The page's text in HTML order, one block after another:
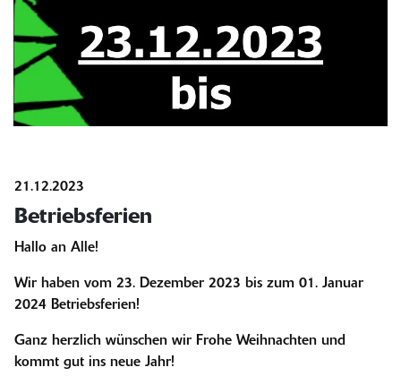
21.12.2023
Betriebsferien
Hallo an Alle!
Wir haben vom 23. Dezember 2023 bis zum 01. Januar
2024 Betriebsferien!
Ganz herzlich wünschen wir Frohe Weihnachten und
kommt gut ins neue Jahr!